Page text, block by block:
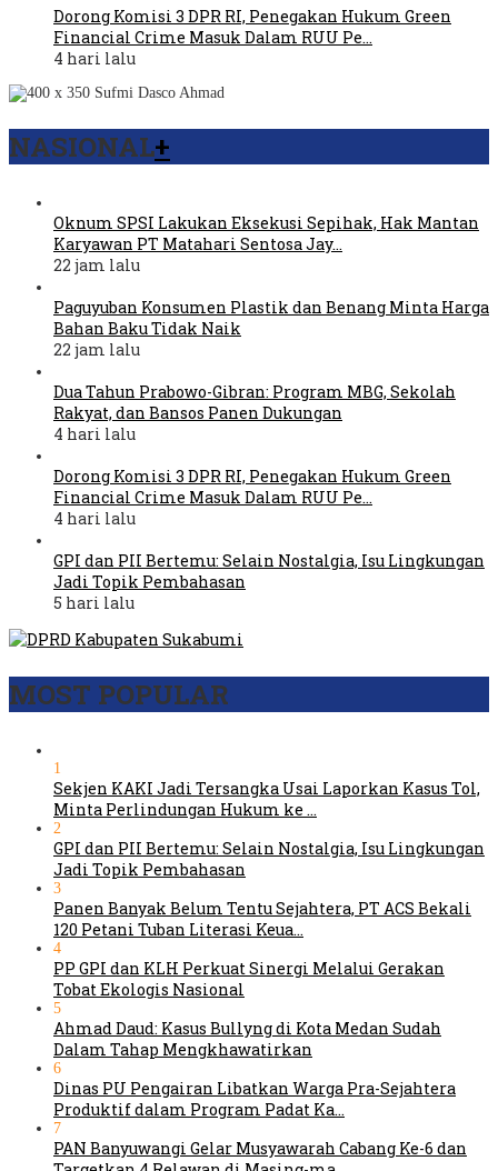
Dorong Komisi 3 DPR RI, Penegakan Hukum Green
Financial Crime Masuk Dalam RUU Pe…
4 hari lalu
NASIONAL+
Oknum SPSI Lakukan Eksekusi Sepihak, Hak Mantan
Karyawan PT Matahari Sentosa Jay…
22 jam lalu
Paguyuban Konsumen Plastik dan Benang Minta Harga
Bahan Baku Tidak Naik
22 jam lalu
Dua Tahun Prabowo-Gibran: Program MBG, Sekolah
Rakyat, dan Bansos Panen Dukungan
4 hari lalu
Dorong Komisi 3 DPR RI, Penegakan Hukum Green
Financial Crime Masuk Dalam RUU Pe…
4 hari lalu
GPI dan PII Bertemu: Selain Nostalgia, Isu Lingkungan
Jadi Topik Pembahasan
5 hari lalu
MOST POPULAR
1
Sekjen KAKI Jadi Tersangka Usai Laporkan Kasus Tol,
Minta Perlindungan Hukum ke …
2
GPI dan PII Bertemu: Selain Nostalgia, Isu Lingkungan
Jadi Topik Pembahasan
3
Panen Banyak Belum Tentu Sejahtera, PT ACS Bekali
120 Petani Tuban Literasi Keua…
4
PP GPI dan KLH Perkuat Sinergi Melalui Gerakan
Tobat Ekologis Nasional
5
Ahmad Daud: Kasus Bullyng di Kota Medan Sudah
Dalam Tahap Mengkhawatirkan
6
Dinas PU Pengairan Libatkan Warga Pra-Sejahtera
Produktif dalam Program Padat Ka…
7
PAN Banyuwangi Gelar Musyawarah Cabang Ke-6 dan